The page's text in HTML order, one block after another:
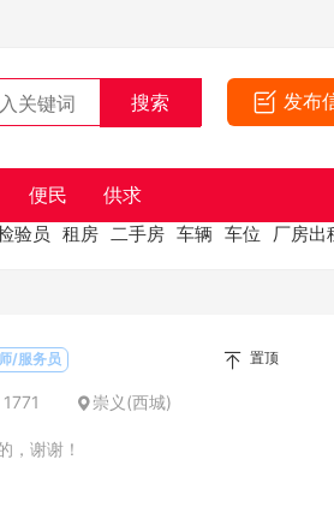
发布
便民 供求
验员 租房 二手房 车辆 车位 厂房出
/服务员 置顶
崇义(西城)
，谢谢！